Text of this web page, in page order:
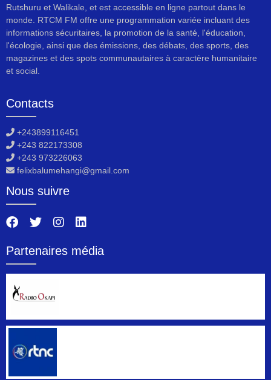
Rutshuru et Walikale, et est accessible en ligne partout dans le
monde. RTCM FM offre une programmation variée incluant des
informations sécuritaires, la promotion de la santé, l'éducation,
l'écologie, ainsi que des émissions, des débats, des sports, des
magazines et des spots communautaires à caractère humanitaire
et social.
Contacts
+243899116451
+243 822173308
+243 973226063
felixbalumehangi@gmail.com
Nous suivre
Partenaires média